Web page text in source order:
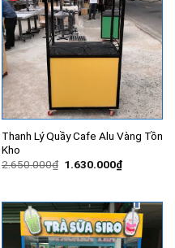
Thanh Lý Quầy Cafe Alu Vàng Tồn
Kho
2.650.000₫ Giá
1.630.000₫Giá
hiện